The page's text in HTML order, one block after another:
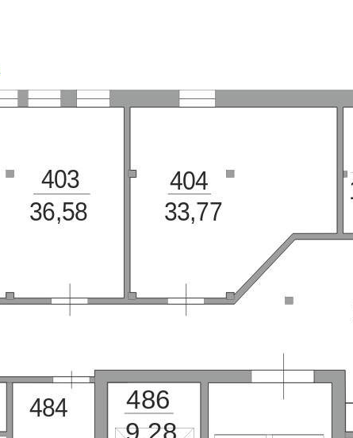
484
403 404
36,58 33,77
486
9,28